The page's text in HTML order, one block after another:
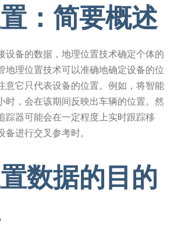
：简要概述
设备的数据，地理位置技术确定个体的
地理位置技术可以准确地确定设备的位
意它只代表设备的位置。例如，将智能
时，会在该期间反映出车辆的位置。然
踪器可能会在一定程度上实时跟踪移
进行交叉参考时。
数据的目的